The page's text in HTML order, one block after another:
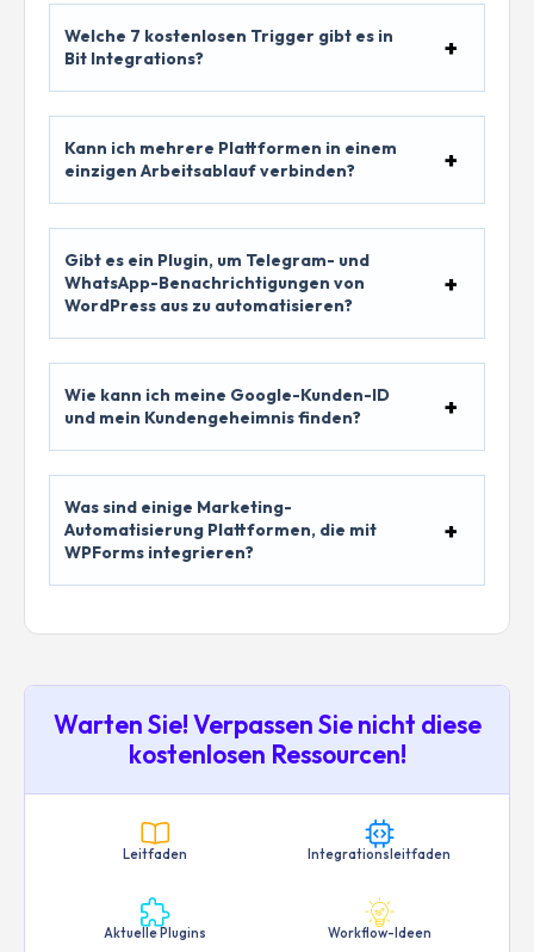
Welche 7 kostenlosen Trigger gibt es in
Bit Integrations?
Kann ich mehrere Plattformen in einem
einzigen Arbeitsablauf verbinden?
Gibt es ein Plugin, um Telegram- und
WhatsApp-Benachrichtigungen von
WordPress aus zu automatisieren?
Wie kann ich meine Google-Kunden-ID
und mein Kundengeheimnis finden?
Was sind einige Marketing-
Automatisierung Plattformen, die mit
WPForms integrieren?
Warten Sie! Verpassen Sie nicht diese
kostenlosen Ressourcen!
Leitfaden Integrationsleitfaden
Aktuelle Plugins Workflow-Ideen